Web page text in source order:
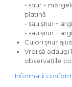
- șnur +
platină
- sau șnur +
- sau șnur +
Culori șnur
Vrei să adaugi
observațiile
Informatii